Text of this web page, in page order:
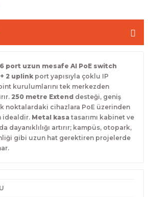
port uzun mesafe AI PoE switch
+ 2 uplinkport yapısıyla çoklu IP
kurulumlarını tek merkezden
250 metre Extend desteği, geniş
noktalardaki cihazlara PoE üzerinden
idealdir. Metal kasa tasarımı kabinet ve
dayanıklılığı artırır; kampüs, otopark,
gibi uzun hat gerektiren projelerde